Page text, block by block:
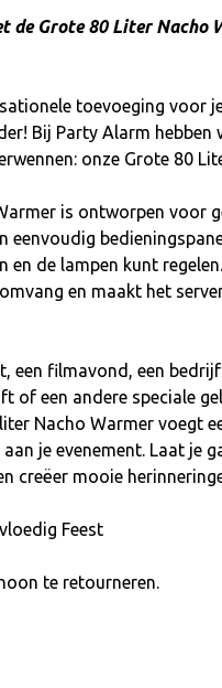
de Grote 80 Liter Nacho
toevoeging voor
Bij Party Alarm hebben
onze Grote 80
is ontworpen voor
eenvoudig
en de lampen kunt
en maakt het
een filmavond, een
of een andere speciale
Nacho Warmer voegt
je evenement. Laat je
creëer mooie
Feest
te retourneren.